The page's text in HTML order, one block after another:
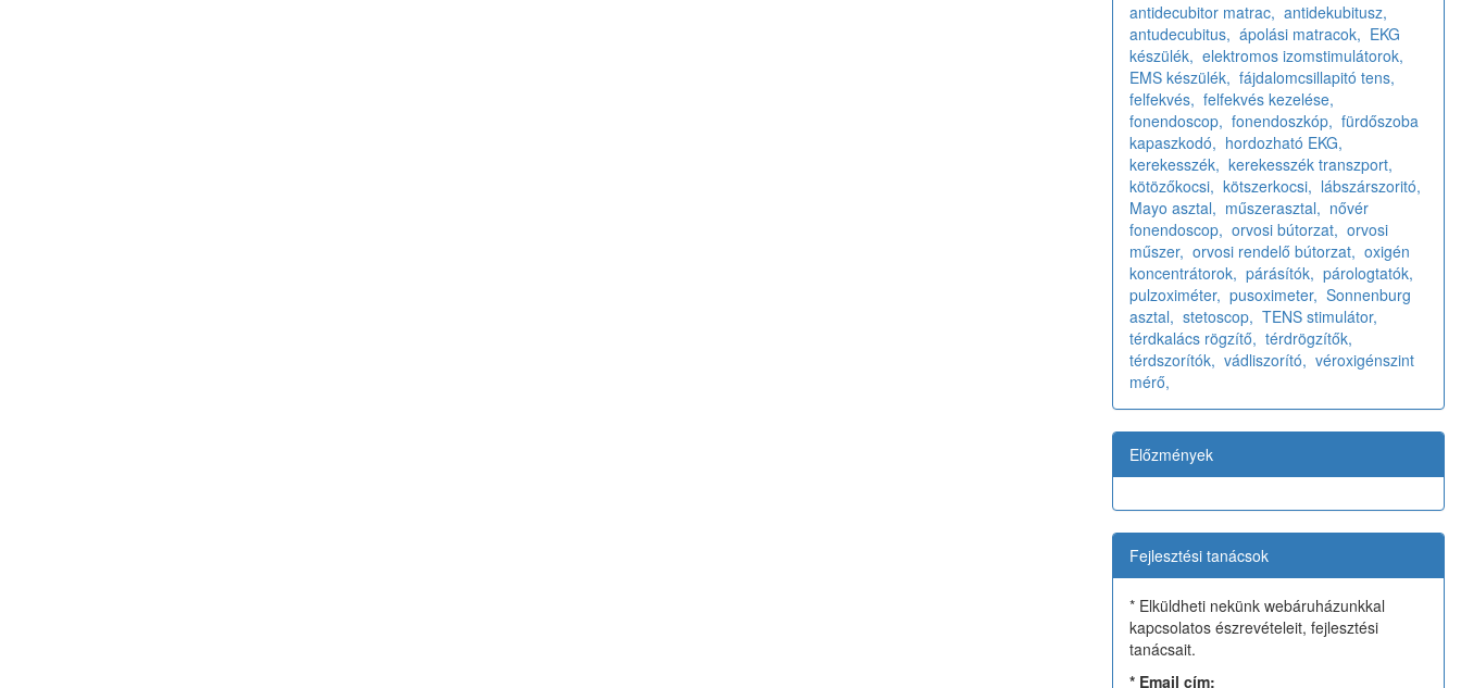
antidecubitor matrac, antidekubitusz,
antudecubitus, ápolási matracok, EKG
készülék, elektromos izomstimulátorok,
EMS készülék, fájdalomcsillapitó tens,
felfekvés, felfekvés kezelése,
fonendoscop, fonendoszkóp, fürdőszoba
kapaszkodó, hordozható EKG,
kerekesszék, kerekesszék transzport,
kötözőkocsi, kötszerkocsi, lábszárszoritó,
Mayo asztal, műszerasztal, nővér
fonendoscop, orvosi bútorzat, orvosi
műszer, orvosi rendelő bútorzat, oxigén
koncentrátorok, párásítók, párologtatók,
pulzoximéter, pusoximeter, Sonnenburg
asztal, stetoscop, TENS stimulátor,
térdkalács rögzítő, térdrögzítők,
térdszorítók, vádliszorító, véroxigénszint
mérő,
Előzmények
Fejlesztési tanácsok
* Elküldheti nekünk webáruházunkkal
kapcsolatos észrevételeit, fejlesztési
tanácsait.
* Email cím: